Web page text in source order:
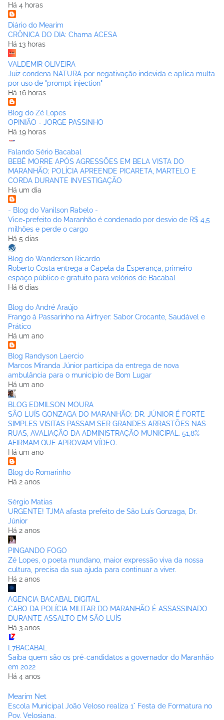
Há 4 horas
Diário do Mearim
CRÔNICA DO DIA: Chama ACESA
Há 13 horas
VALDEMIR OLIVEIRA
Juiz condena NATURA por negativação indevida e aplica multa
por uso de "prompt injection"
Há 16 horas
Blog do Zé Lopes
OPINIÃO - JORGE PASSINHO
Há 19 horas
Falando Sério Bacabal
BEBÊ MORRE APÓS AGRESSÕES EM BELA VISTA DO
MARANHÃO; POLÍCIA APREENDE PICARETA, MARTELO E
CORDA DURANTE INVESTIGAÇÃO
Há um dia
- Blog do Vanilson Rabelo -
Vice-prefeito do Maranhão é condenado por desvio de R$ 4,5
milhões e perde o cargo
Há 5 dias
Blog do Wanderson Ricardo
Roberto Costa entrega a Capela da Esperança, primeiro
espaço público e gratuito para velórios de Bacabal
Há 6 dias
Blog do André Araújo
Frango à Passarinho na Airfryer: Sabor Crocante, Saudável e
Prático
Há um ano
Blog Randyson Laercio
Marcos Miranda Júnior participa da entrega de nova
ambulância para o municipio de Bom Lugar
Há um ano
BLOG EDMILSON MOURA
SÃO LUÍS GONZAGA DO MARANHÃO: DR. JÚNIOR É FORTE
SIMPLES VISITAS PASSAM SER GRANDES ARRASTÕES NAS
RUAS, AVALIAÇÃO DA ADMINISTRAÇÃO MUNICIPAL. 51,8%
AFIRMAM QUE APROVAM VÍDEO.
Há um ano
Blog do Romarinho
Há 2 anos
Sérgio Matias
URGENTE! TJMA afasta prefeito de São Luís Gonzaga, Dr.
Júnior
Há 2 anos
PINGANDO FOGO
Zé Lopes, o poeta mundano, maior expressão viva da nossa
cultura, precisa da sua ajuda para continuar a viver.
Há 2 anos
AGENCIA BACABAL DIGITAL
CABO DA POLÍCIA MILITAR DO MARANHÃO É ASSASSINADO
DURANTE ASSALTO EM SÃO LUÍS
Há 3 anos
L7BACABAL
Saiba quem são os pré-candidatos a governador do Maranhão
em 2022
Há 4 anos
Mearim Net
Escola Municipal João Veloso realiza 1° Festa de Formatura no
Pov. Velosiana.